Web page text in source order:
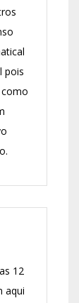
pois
12
aqui